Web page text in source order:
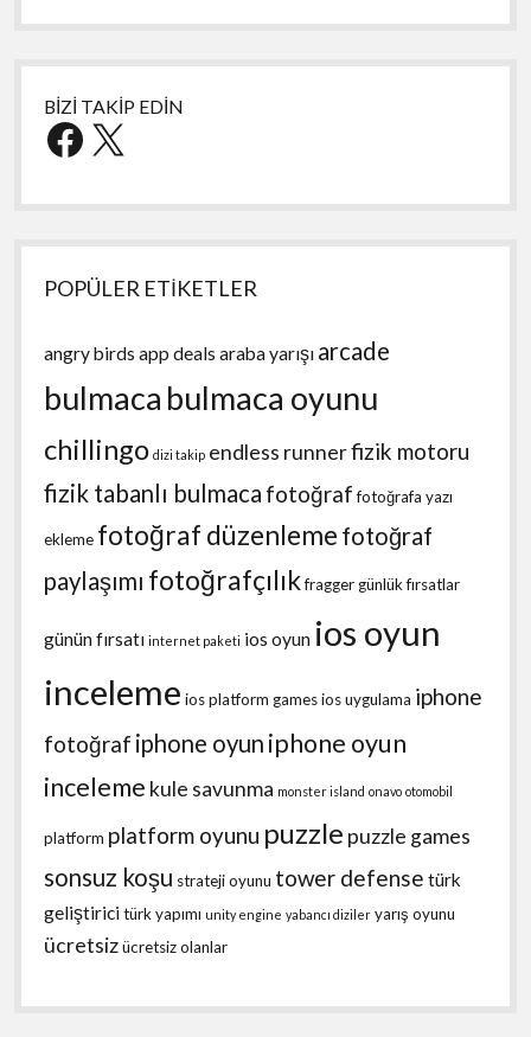
BİZİ TAKİP EDİN
Facebook
X
POPÜLER ETİKETLER
angry birds app deals araba yarışı arcade
bulmaca bulmaca oyunu
chillingo dizi takip endless runnerfizik motoru
fizik tabanlı bulmaca fotoğraf fotoğrafa yazı
ekleme fotoğraf düzenleme fotoğraf
paylaşımı fotoğrafçılıkfraggergünlük fırsatlar
günün fırsatı internet paketi ios oyun ios oyun
inceleme ios platform gamesios uygulama iphone
fotoğraf iphone oyun iphone oyun
inceleme kule savunma monster island onavo otomobil
platform platform oyunu puzzle puzzle games
sonsuz koşu strateji oyunu tower defense türk
geliştiricitürk yapımı unity engine yabancı diziler yarış oyunu
ücretsizücretsiz olanlar